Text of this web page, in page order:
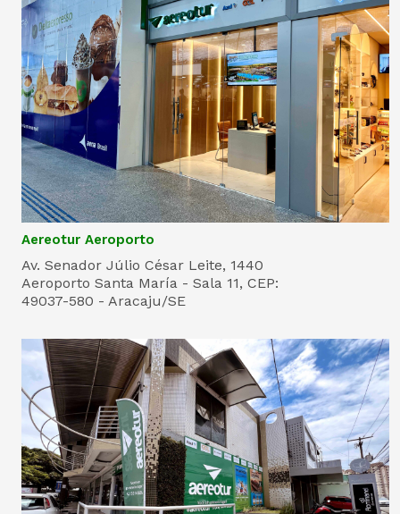
Aereotur Aeroporto
Av. Senador Júlio César Leite, 1440
Aeroporto Santa María - Sala 11, CEP:
49037-580 - Aracaju/SE